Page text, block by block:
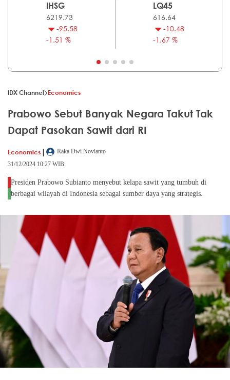
IHSG
6219.73
-95.58
-1.51 %
LQ45
616.64
-10.48
-1.67 %
IDX Channel Economics
Prabowo Sebut Banyak Negara Takut Tak
Dapat Pasokan Sawit dari RI
Economics |
Raka Dwi Novianto
31/12/2024 10:27 WIB
Presiden Prabowo Subianto menyebut kelapa sawit yang tumbuh di
berbagai wilayah di Indonesia sebagai sumber daya yang strategis.